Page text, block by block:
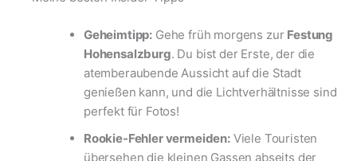
Geheimtipp: Gehe früh morgens zur Festung
Hohensalzburg. Du bist der Erste, der die
atemberaubende Aussicht auf die Stadt
genießen kann, und die Lichtverhältnisse sind
perfekt für Fotos!
Rookie-Fehler vermeiden:Viele Touristen
übersehen die kleinen Gassen abseits der